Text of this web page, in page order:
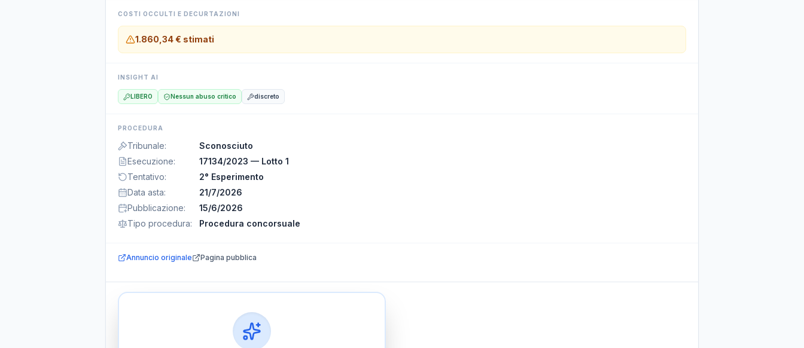
COSTI OCCULTI E DECURTAZIONI
1.860,34 € stimati
INSIGHT AI
LIBERO Nessun abuso critico discreto
PROCEDURA
Tribunale:
Sconosciuto
Esecuzione:
17134/2023 — Lotto 1
Tentativo:
2° Esperimento
Data asta:
21/7/2026
Pubblicazione:
15/6/2026
Tipo procedura: Procedura concorsuale
Annuncio originale Pagina pubblica